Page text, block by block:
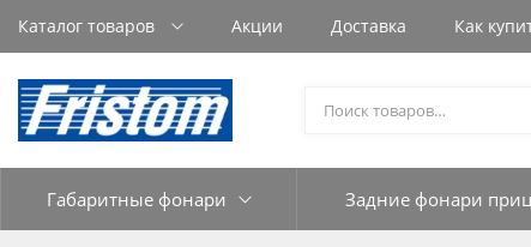
Каталог товаров Акции Доставка Как
Габаритные фонари Задние фонари